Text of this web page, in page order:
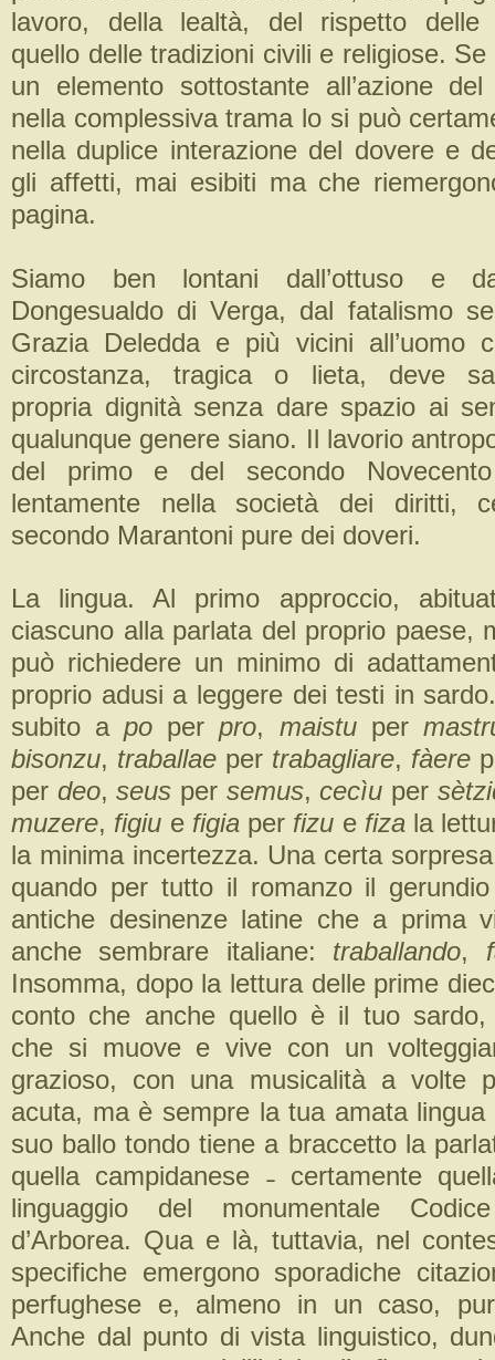
lavoro, della lealtà, del rispetto delle
quello delle tradizioni civili e religiose.
un elemento sottostante all’azione
nella complessiva trama lo si può
nella duplice interazione del dovere e
gli affetti, mai esibiti ma che
pagina.
Siamo ben lontani dall’ottuso e
Dongesualdo di Verga, dal fatalismo
Grazia Deledda e più vicini all’uomo
circostanza, tragica o lieta, deve
propria dignità senza dare spazio ai
qualunque genere siano. Il lavorio
del primo e del secondo
lentamente nella società dei diritti,
secondo Marantoni pure dei doveri.
La lingua. Al primo approccio,
ciascuno alla parlata del proprio paese,
può richiedere un minimo di
proprio adusi a leggere dei testi in
subito apo perpro, maistuper
bisonzu, traballae per trabagliare, fàere
per deo,seus per semus,cecìu per
muzere, figiu e figiaper fizu e fizala
la minima incertezza. Una certa
quando per tutto il romanzo il
antiche desinenze latine che a prima
anche sembrare italiane: traballando,
Insomma, dopo la lettura delle prime
conto che anche quello è il tuo sardo,
che si muove e vive con un
grazioso, con una musicalità a volte
acuta, ma è sempre la tua amata lingua
suo ballo tondo tiene a braccetto la
quella campidanese ˗ certamente
linguaggio del monumentale
d’Arborea. Qua e là, tuttavia, nel
specifiche emergono sporadiche
perfughese e, almeno in un caso,
Anche dal punto di vista linguistico,